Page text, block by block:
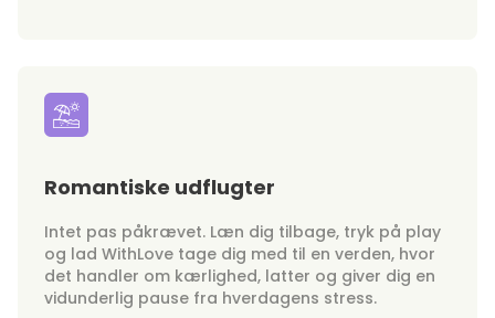
Romantiske udflugter
Intet pas påkrævet. Læn dig tilbage, tryk på play
og lad WithLove tage dig med til en verden, hvor
det handler om kærlighed, latter og giver dig en
vidunderlig pause fra hverdagens stress.